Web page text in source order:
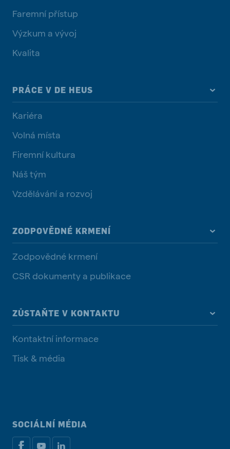
Faremní přístup
Výzkum a vývoj
Kvalita
PRÁCE V DE HEUS
Kariéra
Volná místa
Firemní kultura
Náš tým
Vzdělávání a rozvoj
ZODPOVĚDNÉ KRMENÍ
Zodpovědné krmení
CSR dokumenty a publikace
ZŮSTAŇTE V KONTAKTU
Kontaktní informace
Tisk & média
SOCIÁLNÍ MÉDIA